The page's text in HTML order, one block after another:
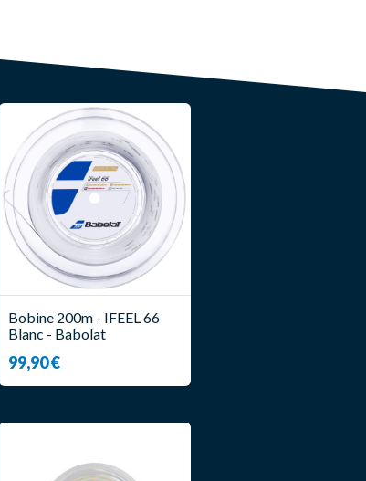
Bobine 200m - IFEEL 66
Blanc - Babolat
99,90 €